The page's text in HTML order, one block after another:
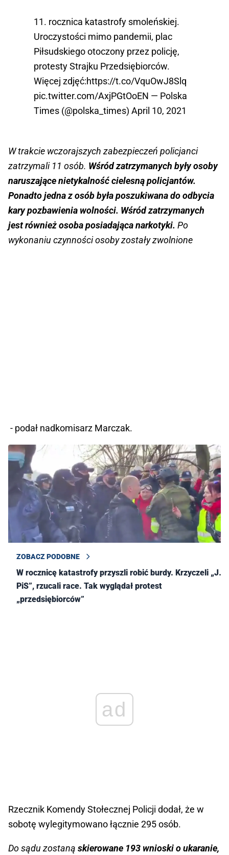
11. rocznica katastrofy smoleńskiej.
Uroczystości mimo pandemii, plac
Piłsudskiego otoczony przez policję,
protesty Strajku Przedsiębiorców.
Więcej zdjęć:https://t.co/VquOwJ8Slq
pic.twitter.com/AxjPGtOoEN — Polska
Times (@polska_times) April 10, 2021
W trakcie wczorajszych zabezpieczeń policjanci
zatrzymali 11 osób. Wśród zatrzymanych były osoby
naruszające nietykalność cielesną policjantów.
Ponadto jedna z osób była poszukiwana do odbycia
kary pozbawienia wolności. Wśród zatrzymanych
jest również osoba posiadająca narkotyki. Po
wykonaniu czynności osoby zostały zwolnione
- podał nadkomisarz Marczak.
ZOBACZ PODOBNE
W rocznicę katastrofy przyszli robić burdy. Krzyczeli „J…ć
PiS”, rzucali race. Tak wyglądał protest
„przedsiębiorców”
ad
Rzecznik Komendy Stołecznej Policji dodał, że w
sobotę wylegitymowano łącznie 295 osób.
Do sądu zostaną skierowane 193 wnioski o ukaranie,